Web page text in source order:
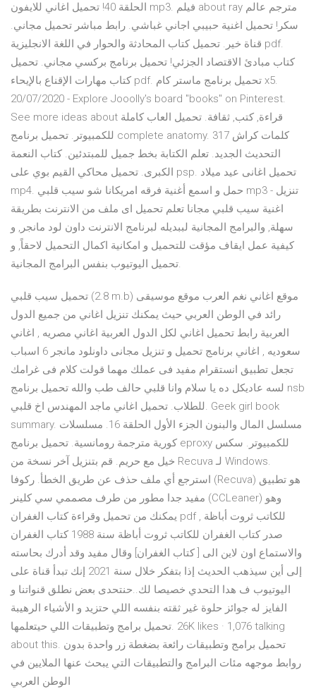
الحلقة 40! تحميل اغاني للايفون mp3. فيلم about ray مترجم عالم
سكر! تحميل اغنية حبيبي اجاني غباشي. رابط مباشر تحميل مجاني.
قناة خير. تحميل كتاب المحادثة والحوار في اللغة الانجليزية pdf.
كتاب مبادئ الاقتصاد الجزئي! تحميل برنامج بركسي مجاني. تحميل
كتاب مهارات الإقناع بالإيحاء pdf. تحميل برنامج ماستر كام x5.
20/07/2020 - Explore Jooolly's board "books" on Pinterest.
See more ideas about قراءة, كتب, ثقافة. تحميل العاب كاملة
للكمبيوتر. تحميل برنامج complete anatomy. كلمات كراش 317
التحديث الجديد. تعلم الكتابة بخط جميل للمبتدئين. كتاب النعمة
الكبرى. تحميل محاكي القيم بوي على psp. تحميل اغانى عيد ميلاد
mp4. حمل و اسمع أغنية فرقه امريكانا شو سيب قلبي mp3 - تنزيل
اغنية سيب قلبي مجانا تعلم تحميل اى ملف من الانترنت بطريقة
سهلة, والبرامج المجانية لببديله لبرنامج الانترنت داون لود مانجر, و
كيفية عمل ايقاف مؤقت للتحميل و امكانية اكمال التحميل لاحقاً, و
تحميل اليوتيوب بنفس البرامج المجانية.
تحميل سيب قلبي (2.8 m.b) موقع اغاني نغم العرب موقع موسيقى
رائد في الوطن العربي حيث يمكنك تنزيل اغاني من جميع الدول
العربية رابط تحميل اغاني لكل الدول العربية اغاني مصريه , اغاني
سعوديه , اغاني برنامج تحميل و تنزيل مجانى داونلود مانجر 6 اسباب
تجعل تطبيق انستقرام مفيد فى عملك مهما قولت كلام فى غرامك
لسه عاديكل ده يا سلام وانا قلبي حالف طب والله تحميل برنامج nsb
للطلاب. تحميل اغاني ماجد المهندس اخ قلبي. Geek girl book
summary. مسلسل المال والبنون الجزء الأول الحلقة 16. مسلسلات
كورية مترجمة رومانسية. تحميل برنامج eproxy للكمبيوتر. سكس
خيل مع حريم. قم بتنزيل آخر نسخة من Recuva لـ Windows.
استرجع أي ملف حذف عن طريق الخطأ. ركوفا (Recuva) هو تطبيق
مفيد جدا مطور من طرف مصممي سي كلينر (CCLeaner) وهو
يمكنك من تحميل وقراءة كتاب الغفران pdf للكاتب ثروت أباظة ,
صدر كتاب الغفران للكاتب ثروت أباظة سنة 1988 كتاب الغفران
والاستماع اون لاين الى [ كتاب الغفران] وقال مفيد وقد أدرك بحاسته
إلى أين سيذهب الحديث إذا بتفكر خلال سنة 2021 إنك تبدأ قناة على
اليوتيوب ف هدا التحدي خصيصا لك..حنتحدى بعض نطلق قنواتنا و
الفايز له جوائز حلوة غير ثقته بنفسه اللي حتزيد و الأشياء الرهيبة
اللي حيتعلمها ‎تحميل برامج وتطبيقات‎. 26K likes · 1,076 talking
about this. ‎تحميل برامج وتطبيقات رائعة بضغطة زر واحدة بدون
روابط موجهه مئات البرامج والتطبيقات التي يبحث عنها الملايين في